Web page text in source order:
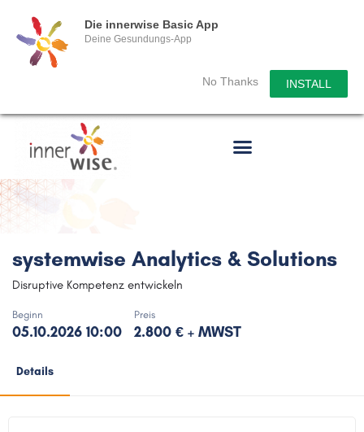
Die innerwise Basic App
Deine Gesundungs-App
No Thanks INSTALL
systemwise Analytics & Solutions
Disruptive Kompetenz entwickeln
Beginn
05.10.2026 10:00
Preis
2.800 € + MWST
Details